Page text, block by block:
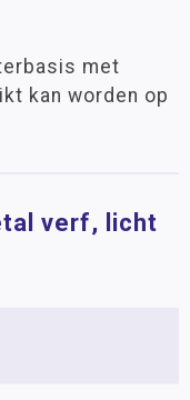
met
kan worden op
verf, licht